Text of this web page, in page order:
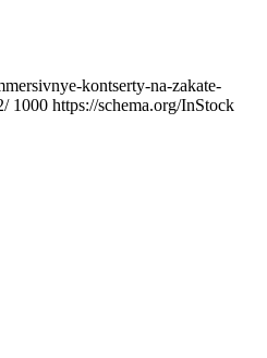
kontserty-na-zakate-
1000 https://schema.org/InStock